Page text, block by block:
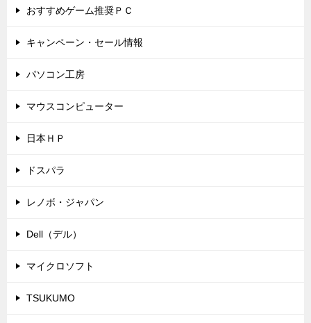
おすすめゲーム推奨ＰＣ
キャンペーン・セール情報
パソコン工房
マウスコンピューター
日本ＨＰ
ドスパラ
レノボ・ジャパン
Dell（デル）
マイクロソフト
TSUKUMO